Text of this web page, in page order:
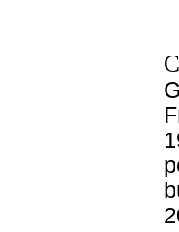
Geneviève Monnier, Inventaire des Collections Publiques Françaises, Pastels des XVIIe et XVIIIe siècles, Musée du Louvre, 1972, n° 57. Neil Jeffares donne ce pastel à